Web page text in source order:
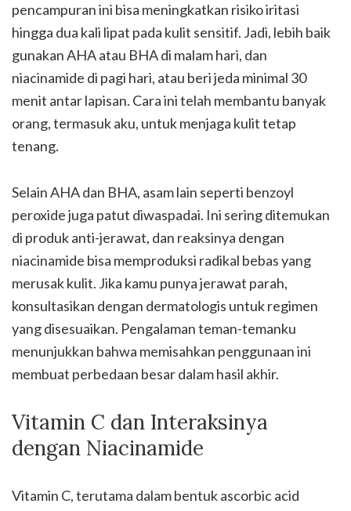
pencampuran ini bisa meningkatkan risiko iritasi
hingga dua kali lipat pada kulit sensitif. Jadi, lebih baik
gunakan AHA atau BHA di malam hari, dan
niacinamide di pagi hari, atau beri jeda minimal 30
menit antar lapisan. Cara ini telah membantu banyak
orang, termasuk aku, untuk menjaga kulit tetap
tenang.
Selain AHA dan BHA, asam lain seperti benzoyl
peroxide juga patut diwaspadai. Ini sering ditemukan
di produk anti-jerawat, dan reaksinya dengan
niacinamide bisa memproduksi radikal bebas yang
merusak kulit. Jika kamu punya jerawat parah,
konsultasikan dengan dermatologis untuk regimen
yang disesuaikan. Pengalaman teman-temanku
menunjukkan bahwa memisahkan penggunaan ini
membuat perbedaan besar dalam hasil akhir.
Vitamin C dan Interaksinya
dengan Niacinamide
Vitamin C, terutama dalam bentuk ascorbic acid